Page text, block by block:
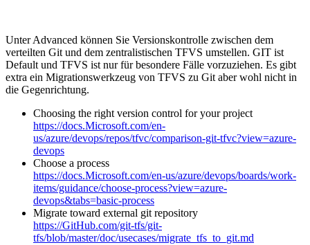
Unter Advanced können Sie Versionskontrolle zwischen dem
verteilten Git und dem zentralistischen TFVS umstellen. GIT ist
Default und TFVS ist nur für besondere Fälle vorzuziehen. Es gibt
extra ein Migrationswerkzeug von TFVS zu Git aber wohl nicht in
die Gegenrichtung.
Choosing the right version control for your project
https://docs.Microsoft.com/en-
us/azure/devops/repos/tfvc/comparison-git-tfvc?view=azure-
devops
Choose a process
https://docs.Microsoft.com/en-us/azure/devops/boards/work-
items/guidance/choose-process?view=azure-
devops&tabs=basic-process
Migrate toward external git repository
https://GitHub.com/git-tfs/git-
tfs/blob/master/doc/usecases/migrate_tfs_to_git.md